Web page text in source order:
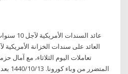
تعاملات اليوم الثلاثاء، مع آمال